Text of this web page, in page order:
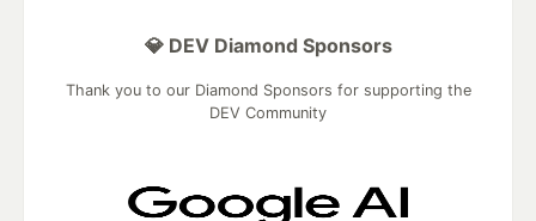
💎 DEV Diamond Sponsors
Thank you to our Diamond Sponsors for supporting the
DEV Community